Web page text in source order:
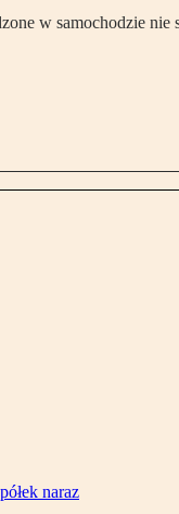
w samochodzie nie
naraz